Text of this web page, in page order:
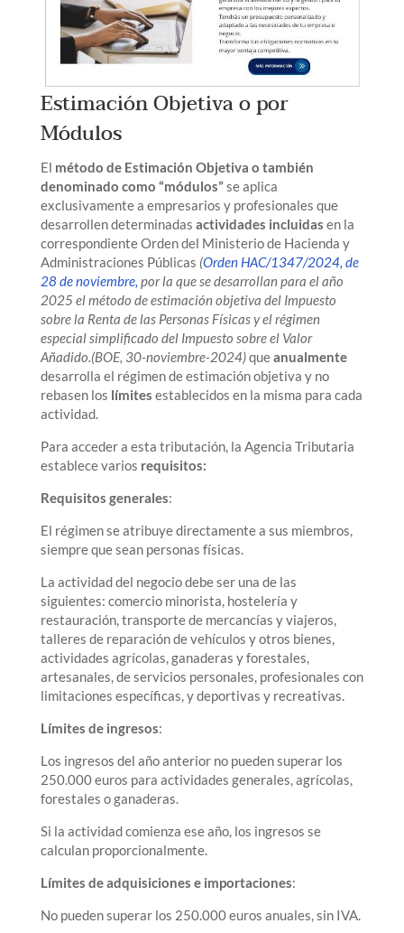
Estimación Objetiva o por
Módulos
El método de Estimación Objetiva o también
denominado como “módulos”se aplica
exclusivamente a empresarios y profesionales que
desarrollen determinadas actividades incluidas en la
correspondiente Orden del Ministerio de Hacienda y
Administraciones Públicas (Orden HAC/1347/2024, de
28 de noviembre, por la que se desarrollan para el año
2025 el método de estimación objetiva del Impuesto
sobre la Renta de las Personas Físicas y el régimen
especial simplificado del Impuesto sobre el Valor
Añadido.(BOE, 30-noviembre-2024)queanualmente
desarrolla el régimen de estimación objetiva y no
rebasen los límites establecidos en la misma para cada
actividad.
Para acceder a esta tributación, la Agencia Tributaria
establece varios requisitos:
Requisitos generales:
El régimen se atribuye directamente a sus miembros,
siempre que sean personas físicas.
La actividad del negocio debe ser una de las
siguientes: comercio minorista, hostelería y
restauración, transporte de mercancías y viajeros,
talleres de reparación de vehículos y otros bienes,
actividades agrícolas, ganaderas y forestales,
artesanales, de servicios personales, profesionales con
limitaciones específicas, y deportivas y recreativas.
Límites de ingresos:
Los ingresos del año anterior no pueden superar los
250.000 euros para actividades generales, agrícolas,
forestales o ganaderas.
Si la actividad comienza ese año, los ingresos se
calculan proporcionalmente.
Límites de adquisiciones e importaciones:
No pueden superar los 250.000 euros anuales, sin IVA.